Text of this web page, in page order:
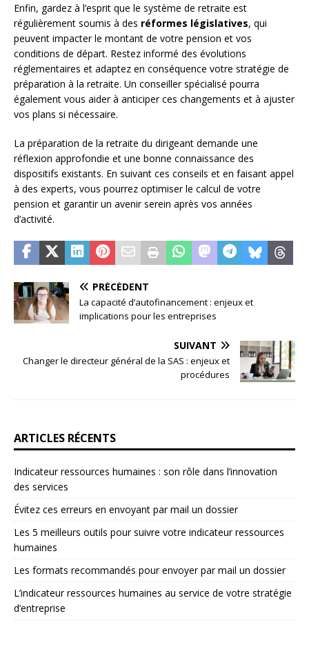
Enfin, gardez à l’esprit que le système de retraite est
régulièrement soumis à des réformes législatives, qui
peuvent impacter le montant de votre pension et vos
conditions de départ. Restez informé des évolutions
réglementaires et adaptez en conséquence votre stratégie de
préparation à la retraite. Un conseiller spécialisé pourra
également vous aider à anticiper ces changements et à ajuster
vos plans si nécessaire.
La préparation de la retraite du dirigeant demande une
réflexion approfondie et une bonne connaissance des
dispositifs existants. En suivant ces conseils et en faisant appel
à des experts, vous pourrez optimiser le calcul de votre
pension et garantir un avenir serein après vos années
d’activité.
PRÉCÉDENT
La capacité d’autofinancement : enjeux et
implications pour les entreprises
SUIVANT
Changer le directeur général de la SAS : enjeux et
procédures
ARTICLES RÉCENTS
Indicateur ressources humaines : son rôle dans l’innovation
des services
Évitez ces erreurs en envoyant par mail un dossier
Les 5 meilleurs outils pour suivre votre indicateur ressources
humaines
Les formats recommandés pour envoyer par mail un dossier
L’indicateur ressources humaines au service de votre stratégie
d’entreprise